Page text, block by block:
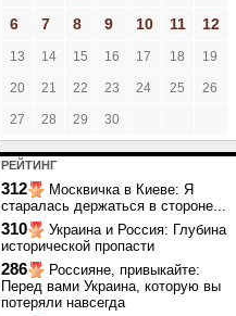
6
7 8 9 10 11 12
13 14 15 16 17 18 19
20 21 22 23 24 25 26
27 28 29 30
РЕЙТИНГ
312
Москвичка в Киеве: Я
старалась держаться в стороне...
310
Украина и Россия: Глубина
исторической пропасти
286
Россияне, привыкайте:
Перед вами Украина, которую вы
потеряли навсегда